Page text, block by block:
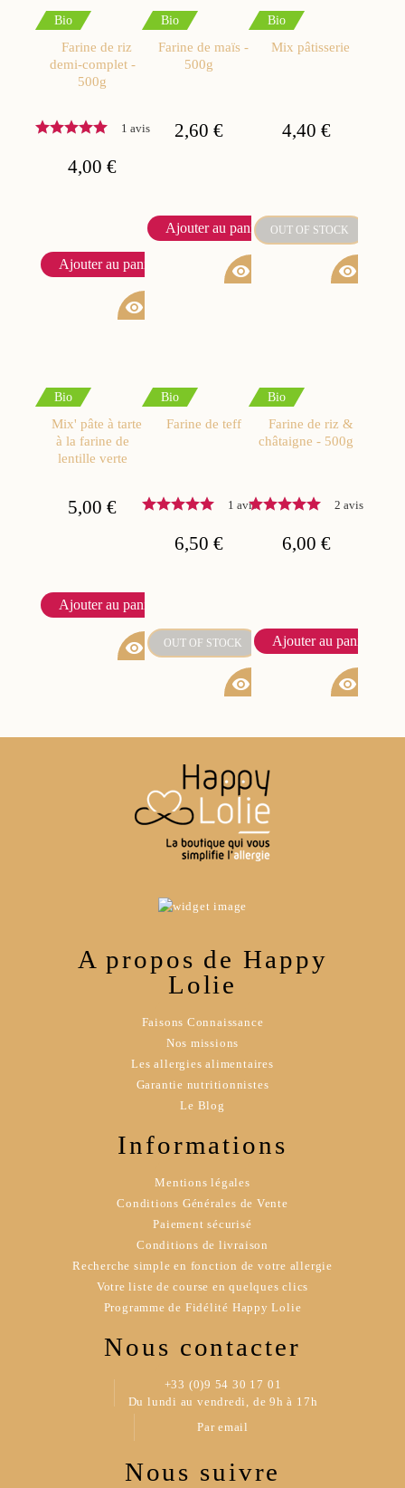
Bio
Farine de riz
demi-complet -
500g
1 avis
4,00 €
Ajouter au panier
visibility
Bio
Farine de maïs -
500g
2,60 €
Ajouter au panier
visibility
Bio
Mix pâtisserie
4,40 €
OUT OF STOCK
visibility
Bio
Mix' pâte à tarte
à la farine de
lentille verte
5,00 €
Ajouter au panier
visibility
Bio
Farine de teff
1 avis
6,50 €
OUT OF STOCK
visibility
Bio
Farine de riz &
châtaigne - 500g
2 avis
6,00 €
Ajouter au panier
visibility
A propos de Happy
Lolie
Faisons Connaissance
Nos missions
Les allergies alimentaires
Garantie nutritionnistes
Le Blog
Informations
Mentions légales
Conditions Générales de Vente
Paiement sécurisé
Conditions de livraison
Recherche simple en fonction de votre allergie
Votre liste de course en quelques clics
Programme de Fidélité Happy Lolie
Nous contacter
+33 (0)9 54 30 17 01
Du lundi au vendredi, de 9h à 17h
Par email
Nous suivre